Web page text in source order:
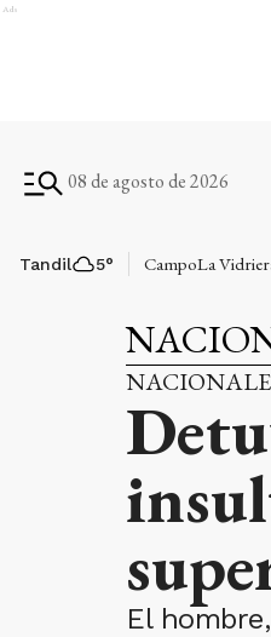
Ads
08 de agosto de 2026
Tandil 5° CampoLa
El